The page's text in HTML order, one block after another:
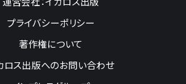
プライバシーポリシー
著作権について
ロス出版へのお問い合わせ